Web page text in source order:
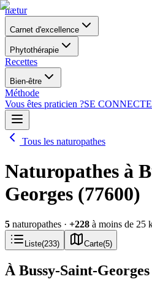
nætur
Carnet d'excellence
Phytothérapie
Recettes
Bien-être
Méthode
Vous êtes praticien ?SE
Tous les naturopathes
Naturopathes à
Georges (77600)
5 naturopathes · +228 à moins de 25
Liste(233) Carte(5)
À Bussy-Saint-Georges